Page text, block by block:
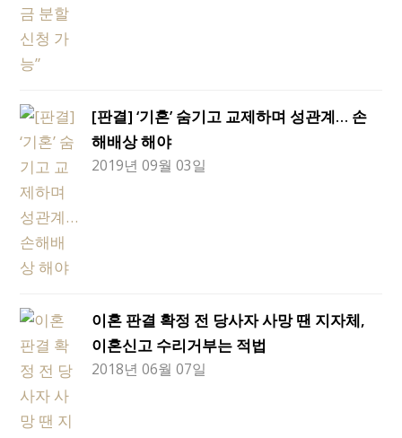
[판결] ‘기혼’ 숨기고 교제하며 성관계… 손
해배상 해야
2019년 09월 03일
이혼 판결 확정 전 당사자 사망 땐 지자체,
이혼신고 수리거부는 적법
2018년 06월 07일